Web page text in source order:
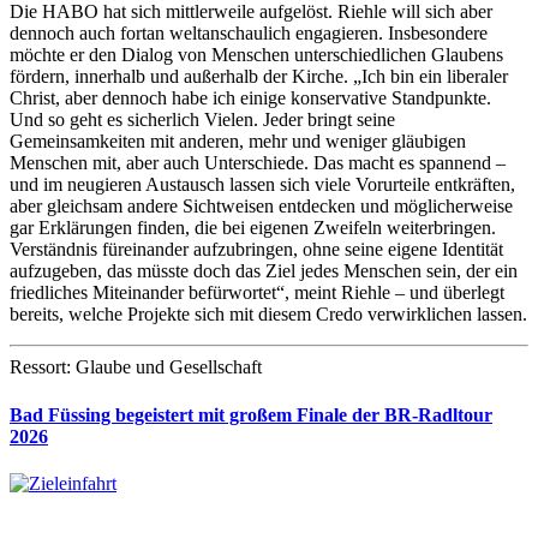
Die HABO hat sich mittlerweile aufgelöst. Riehle will sich aber
dennoch auch fortan weltanschaulich engagieren. Insbesondere
möchte er den Dialog von Menschen unterschiedlichen Glaubens
fördern, innerhalb und außerhalb der Kirche. „Ich bin ein liberaler
Christ, aber dennoch habe ich einige konservative Standpunkte.
Und so geht es sicherlich Vielen. Jeder bringt seine
Gemeinsamkeiten mit anderen, mehr und weniger gläubigen
Menschen mit, aber auch Unterschiede. Das macht es spannend –
und im neugieren Austausch lassen sich viele Vorurteile entkräften,
aber gleichsam andere Sichtweisen entdecken und möglicherweise
gar Erklärungen finden, die bei eigenen Zweifeln weiterbringen.
Verständnis füreinander aufzubringen, ohne seine eigene Identität
aufzugeben, das müsste doch das Ziel jedes Menschen sein, der ein
friedliches Miteinander befürwortet“, meint Riehle – und überlegt
bereits, welche Projekte sich mit diesem Credo verwirklichen lassen.
Ressort: Glaube und Gesellschaft
Bad Füssing begeistert mit großem Finale der BR-Radltour
2026